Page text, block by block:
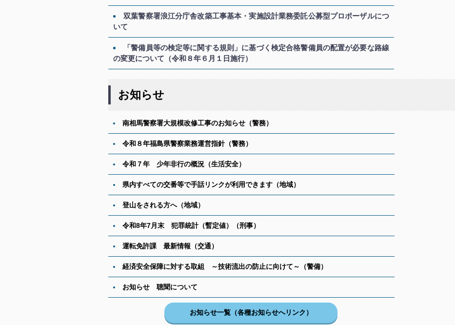
双葉警察署浪江分庁舎改築工事基本・実施設計業務委託公募型プロポーザルにつ
いて
「警備員等の検定等に関する規則」に基づく検定合格警備員の配置が必要な路線
の変更について（令和８年６月１日施行）
お知らせ
南相馬警察署大規模改修工事のお知らせ （警務）
令和８年福島県警察業務運営指針（警務）
令和７年 少年非行の概況 （生活安全）
県内すべての交番等で手話リンクが利用できます （地域）
登山をされる方へ（地域）
令和8年7月末 犯罪統計（暫定値）（刑事）
運転免許課 最新情報 （交通）
経済安全保障に対する取組 ～技術流出の防止に向けて～ （警備）
お知らせ 聴聞について
お知らせ一覧（各種お知らせへリンク）